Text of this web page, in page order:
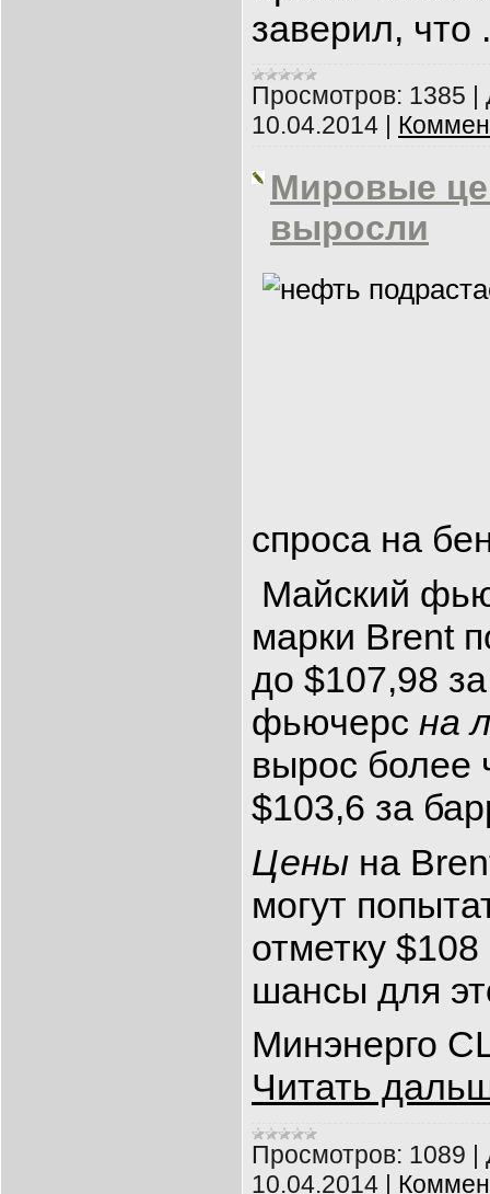
заверил, что
Просмотров: 1385
10.04.2014
Мировые
выросли
спроса на
Майский
марки Brent
до $107,98
фьючерс на
вырос более
$103,6 за
Цены на
могут
отметку
шансы для
Минэнерго
Читать
Просмотров: 1089 |
10.04.2014 |